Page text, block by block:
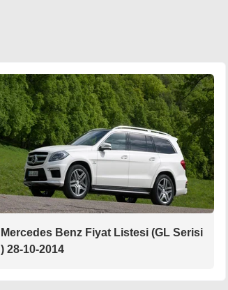
Mercedes Benz Fiyat Listesi (GL Serisi
) 28-10-2014